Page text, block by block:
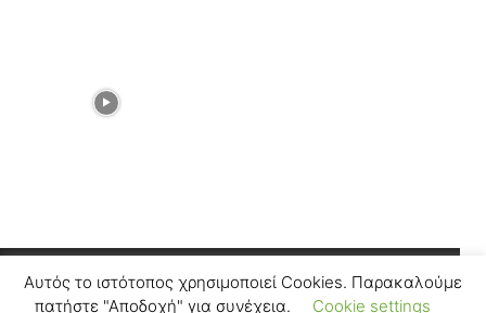
Facebook Instagram
Αυτός το ιστότοπος χρησιμοποιεί Cookies. Παρακαλούμε
πατήστε "Αποδοχή" για συνέχεια.
Cookie settings